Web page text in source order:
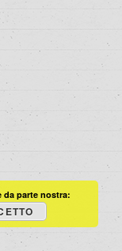
parte nostra: